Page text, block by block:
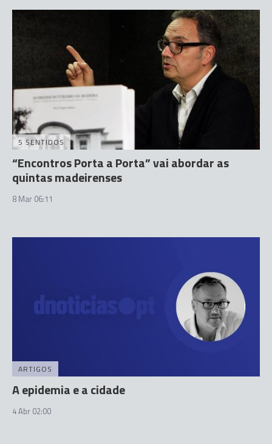
5 SENTIDOS
“Encontros Porta a Porta” vai abordar as
quintas madeirenses
8 Mar 06:11
ARTIGOS
A epidemia e a cidade
4 Abr 02:00